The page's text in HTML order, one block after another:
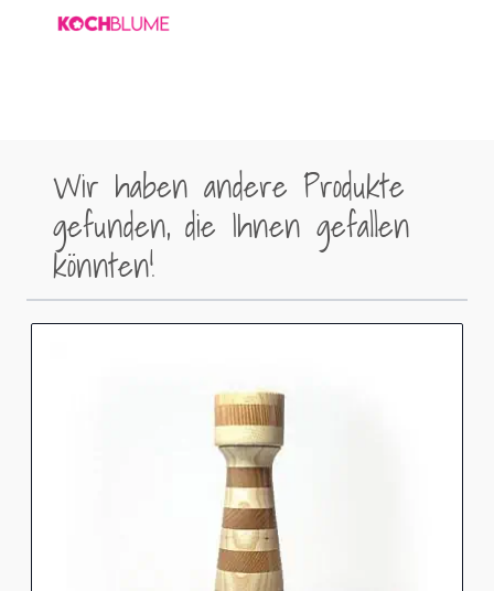
Wir haben andere Produkte
gefunden, die Ihnen gefallen
könnten!